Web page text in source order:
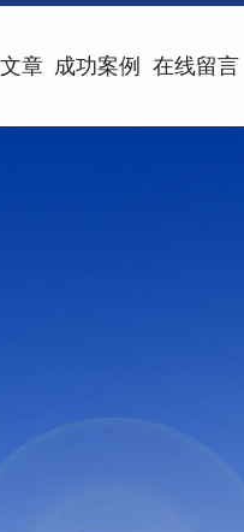
章 成功案例 在线留言